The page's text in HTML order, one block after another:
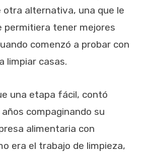
otra alternativa, una que le
permitiera tener mejores
comenzó a probar con
limpiar casas.
una etapa fácil, contó
compaginando su
alimentaria con
era el trabajo de limpieza,